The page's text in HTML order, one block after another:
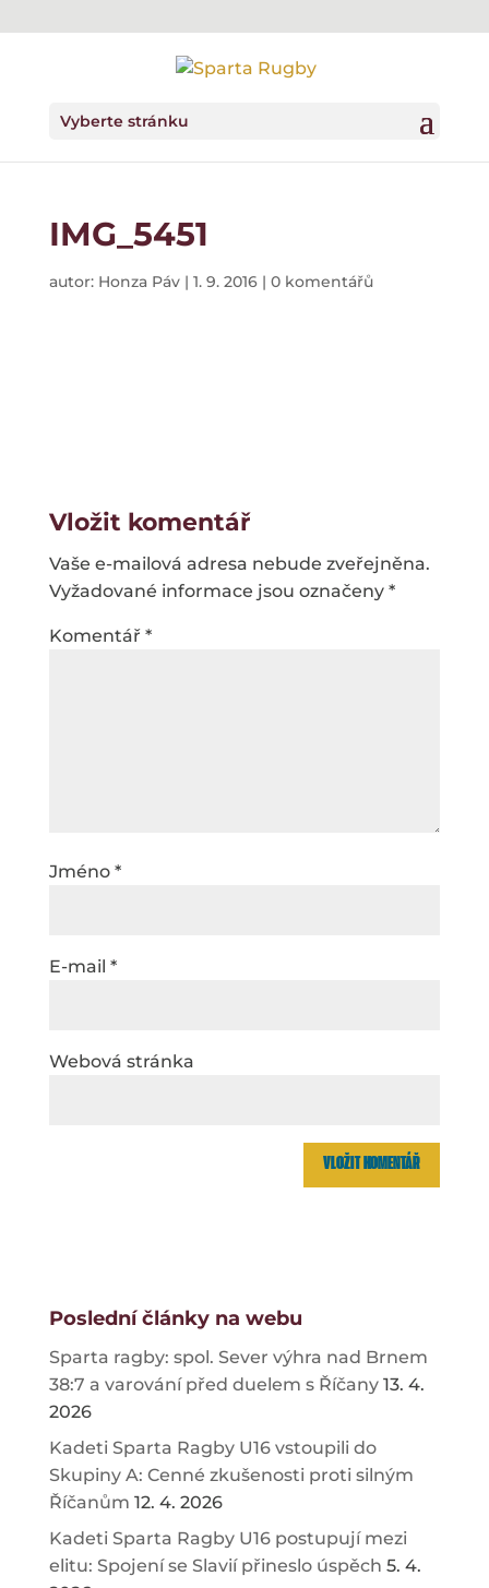
Vyberte stránku
IMG_5451
autor: Honza Páv| 1. 9. 2016| 0 komentářů
Vložit komentář
Vaše e-mailová adresa nebude zveřejněna.
Vyžadované informace jsou označeny *
Komentář *
Jméno *
E-mail *
Webová stránka
Poslední články na webu
Sparta ragby: spol. Sever výhra nad Brnem
38:7 a varování před duelem s Říčany 13. 4.
2026
Kadeti Sparta Ragby U16 vstoupili do
Skupiny A: Cenné zkušenosti proti silným
Říčanům 12. 4. 2026
Kadeti Sparta Ragby U16 postupují mezi
elitu: Spojení se Slavií přineslo úspěch 5. 4.